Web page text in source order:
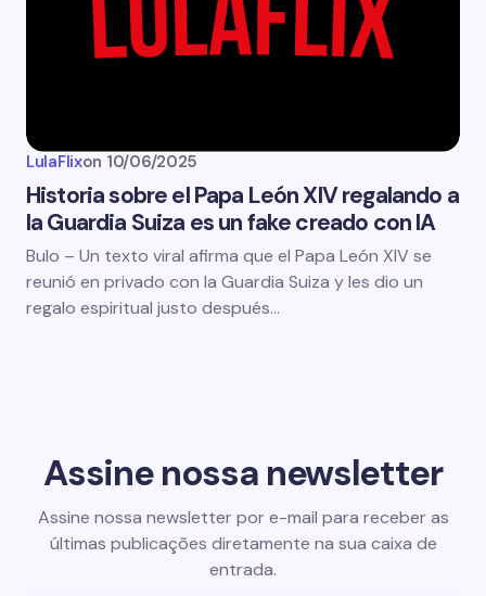
LulaFlixon 10/06/2025
Historia sobre el Papa León XIV regalando a
la Guardia Suiza es un fake creado con IA
Bulo – Un texto viral afirma que el Papa León XIV se
reunió en privado con la Guardia Suiza y les dio un
regalo espiritual justo después…
Assine nossa newsletter
Assine nossa newsletter por e-mail para receber as
últimas publicações diretamente na sua caixa de
entrada.